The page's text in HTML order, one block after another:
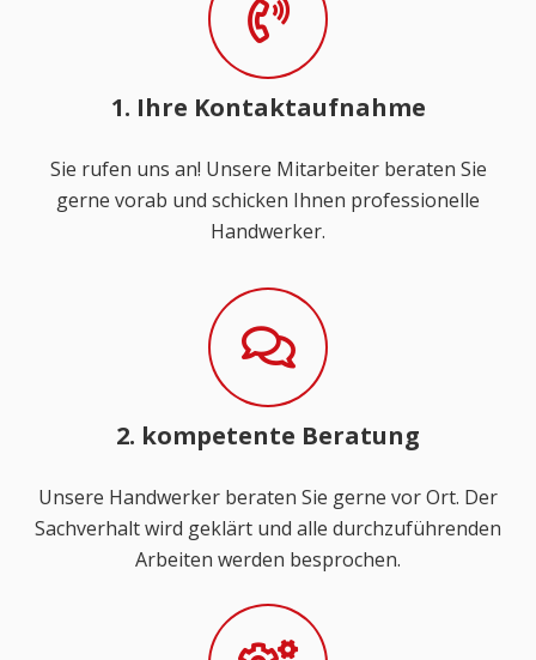
1. Ihre Kontaktaufnahme
Sie rufen uns an! Unsere Mitarbeiter beraten Sie
gerne vorab und schicken Ihnen professionelle
Handwerker.
2. kompetente Beratung
Unsere Handwerker beraten Sie gerne vor Ort. Der
Sachverhalt wird geklärt und alle durchzuführenden
Arbeiten werden besprochen.